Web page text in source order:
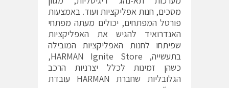
מסכים, חנות אפליקציות ועוד. באמצעות
פורטל המפתחים, יכולים מעתה מפתחי
האנדרואיד להגיש את האפליקציות
שפיתחו לחנות האפליקציות המובילה
בתעשייה, HARMAN Ignite Store,
כשהן זמינות לכלל יצרניות הרכב
הגלובליות שחברת HARMAN עובדת